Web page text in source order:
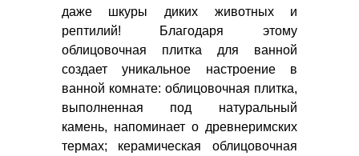
даже шкуры диких животных и
рептилий! Благодаря этому
облицовочная плитка для ванной
создает уникальное настроение в
ванной комнате: облицовочная плитка,
выполненная под натуральный
камень, напоминает о древнеримских
термах; керамическая облицовочная